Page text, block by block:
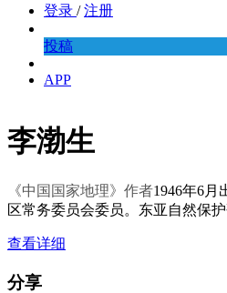
登录 / 注册
投稿
APP
李渤生
《中国国家地理》作者1946年6月
区常务委员会委员。东亚自然保
查看详细
分享